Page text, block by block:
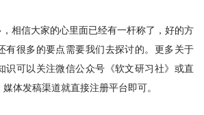
信大家的心里面已经有一杆称了，好的方
有很多的要点需要我们去探讨的。更多关于
识可以关注微信公众号《软文研习社》或直
体发稿渠道就直接注册平台即可。